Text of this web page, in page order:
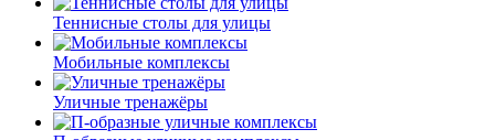
Теннисные столы для улицы
Мобильные комплексы
Уличные тренажёры